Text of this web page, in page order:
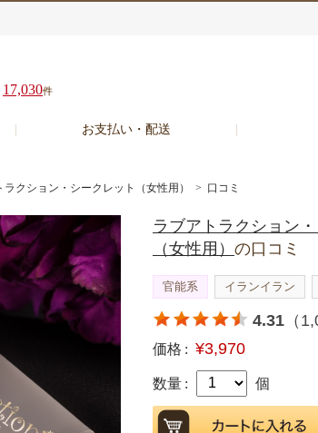
17,030件
お支払い・配送
ラクション・シークレット（女性用） > 口コミ
ラブアトラクション
（女性用） の口コミ
官能系 イランイラン
4.31 （
価格 : ¥3,970
数量 : 個